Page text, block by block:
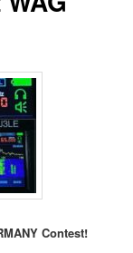
Contest!